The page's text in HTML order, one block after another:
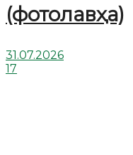
(фотолавҳа)
31.07.2026
17